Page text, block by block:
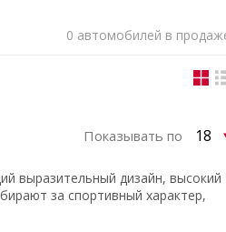
0 автомобилей в
Показывать по
выразительный дизайн, высокий
за спортивный характер,